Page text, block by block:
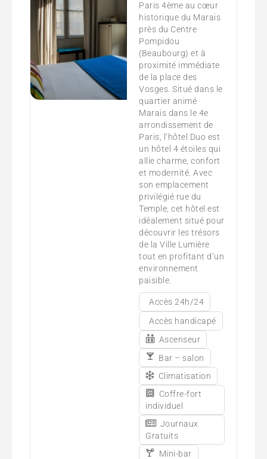
Paris 4ème au cœur
historique du Marais
près du Centre
Pompidou
(Beaubourg) et à
proximité immédiate
de la place des
Vosges. Situé dans le
quartier animé
Marais dans le 4e
arrondissement de
Paris, l’hôtel Duo est
un hôtel 4 étoiles qui
allie charme, confort
et modernité. Avec
son emplacement
privilégié rue du
Temple, cet hôtel est
idéalement situé pour
découvrir les trésors
de la Ville Lumière
tout en profitant d’un
environnement
paisible.
Accès 24h/24
Accès handicapé
Ascenseur
Bar – salon
Climatisation
Coffre-fort
individuel
Journaux
Gratuits
Mini-bar